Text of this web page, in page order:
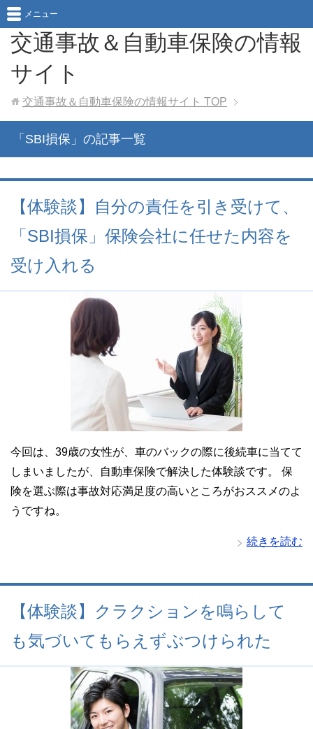
交通事故＆自動車保険の情報
サイト
メニュー
交通事故＆自動車保険の情報サイト TOP
「SBI損保」の記事一覧
【体験談】自分の責任を引き受けて、
「SBI損保」保険会社に任せた内容を
受け入れる
今回は、39歳の女性が、車のバックの際に後続車に当てて
しまいましたが、自動車保険で解決した体験談です。 保
険を選ぶ際は事故対応満足度の高いところがおススメのよ
うですね。
続きを読む
【体験談】クラクションを鳴らして
も気づいてもらえずぶつけられた